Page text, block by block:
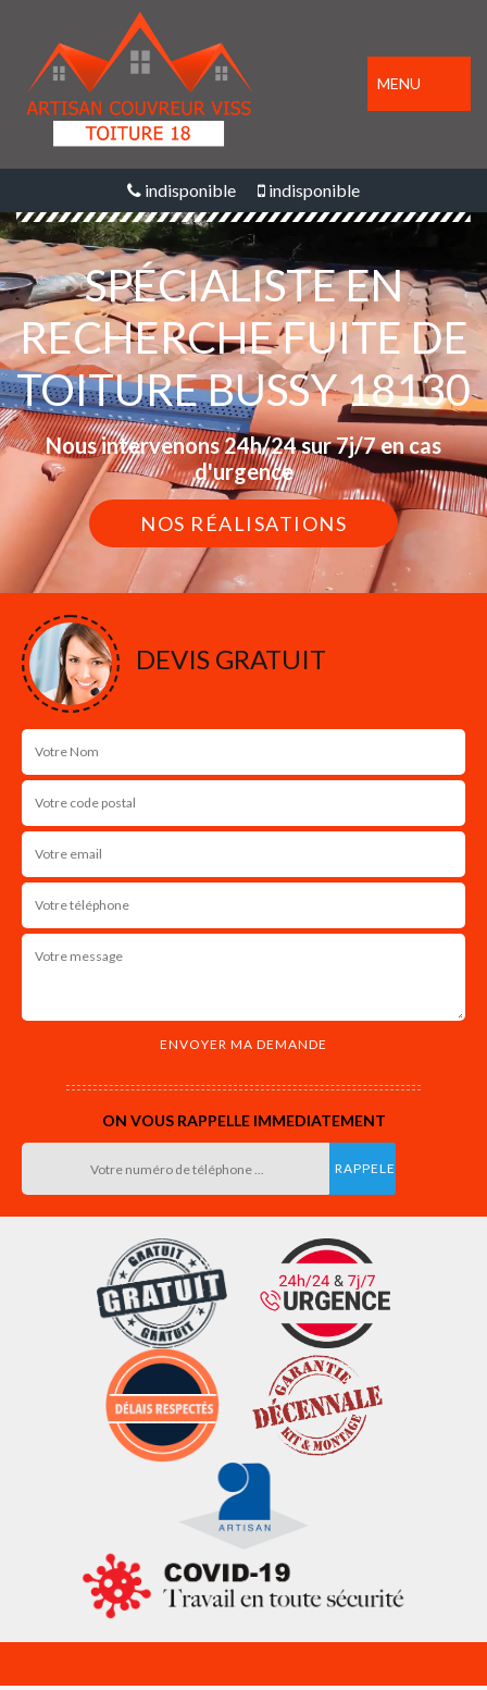
MENU
indisponible indisponible
SPÉCIALISTE EN
RECHERCHE FUITE DE
TOITURE BUSSY 18130
Nous intervenons 24h/24 sur 7j/7 en cas
d'urgence
NOS RÉALISATIONS
DEVIS GRATUIT
ON VOUS RAPPELLE IMMEDIATEMENT